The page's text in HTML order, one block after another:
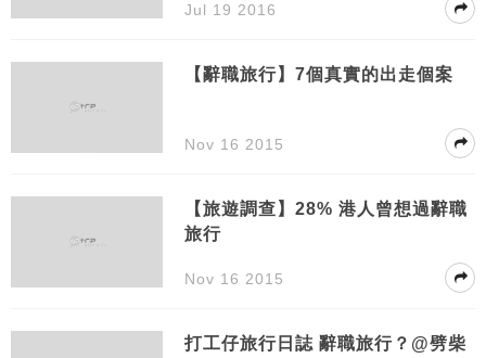
Jul 19 2016
【辭職旅行】7個真實的出走個案
Nov 16 2015
【旅遊調查】28% 港人曾想過辭職
旅行
Nov 16 2015
打工仔旅行日誌 辭職旅行？@劈柴